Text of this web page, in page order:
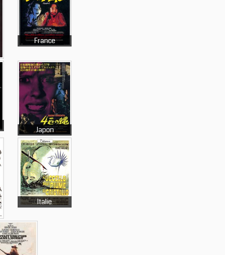
France
Japon
Italie